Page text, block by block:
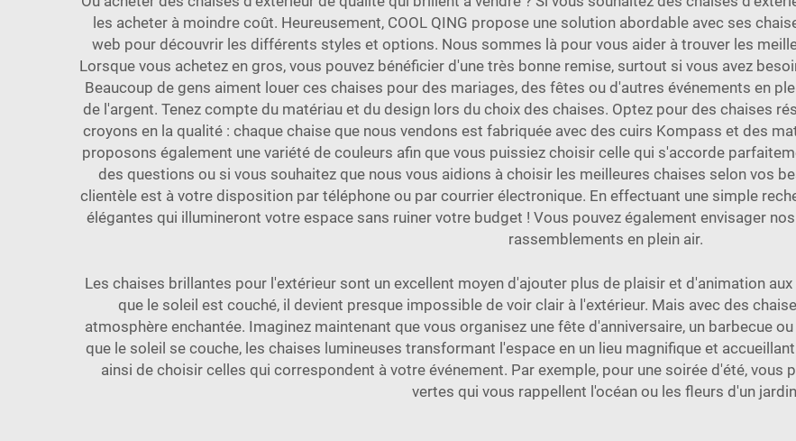
les acheter à moindre coût. Heureusement, COOL QING propose une solution abordable avec ses
web pour découvrir les différents styles et options. Nous sommes là pour vous aider à trouver les
Lorsque vous achetez en gros, vous pouvez bénéficier d'une très bonne remise, surtout si vous avez
Beaucoup de gens aiment louer ces chaises pour des mariages, des fêtes ou d'autres événements en
de l'argent. Tenez compte du matériau et du design lors du choix des chaises. Optez pour des chaises
croyons en la qualité : chaque chaise que nous vendons est fabriquée avec des cuirs Kompass et des
proposons également une variété de couleurs afin que vous puissiez choisir celle qui s'accorde
des questions ou si vous souhaitez que nous vous aidions à choisir les meilleures chaises selon vos
clientèle est à votre disposition par téléphone ou par courrier électronique. En effectuant une simple
élégantes qui illumineront votre espace sans ruiner votre budget ! Vous pouvez également envisager nos
rassemblements en plein air.
Les chaises brillantes pour l'extérieur sont un excellent moyen d'ajouter plus de plaisir et d'animation
que le soleil est couché, il devient presque impossible de voir clair à l'extérieur. Mais avec des
atmosphère enchantée. Imaginez maintenant que vous organisez une fête d'anniversaire, un barbecue
que le soleil se couche, les chaises lumineuses transformant l'espace en un lieu magnifique et
ainsi de choisir celles qui correspondent à votre événement. Par exemple, pour une soirée d'été,
vertes qui vous rappellent l'océan ou les fleurs d'un